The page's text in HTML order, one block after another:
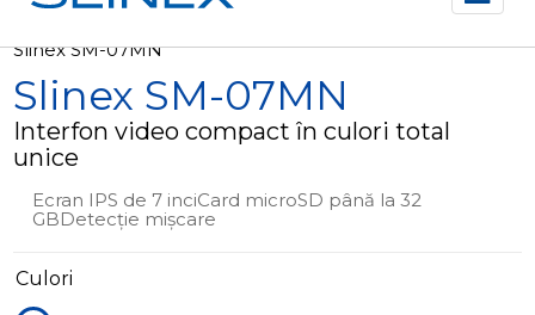
Slinex SM-07MN
Slinex SM-07MN
Interfon video compact în culori total
unice
Ecran IPS de 7 inciCard microSD până la 32
GBDetecție mișcare
Culori